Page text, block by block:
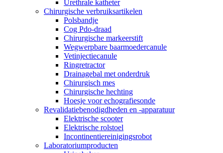
Urethrale katheter
Chirurgische verbruiksartikelen
Polsbandje
Cog Pdo-draad
Chirurgische markeerstift
Wegwerpbare baarmoedercanule
Vetinjectiecanule
Ringretractor
Drainagebal met onderdruk
Chirurgisch mes
Chirurgische hechting
Hoesje voor echografiesonde
Revalidatiebenodigdheden en -apparatuur
Elektrische scooter
Elektrische rolstoel
Incontinentiereinigingsrobot
Laboratoriumproducten